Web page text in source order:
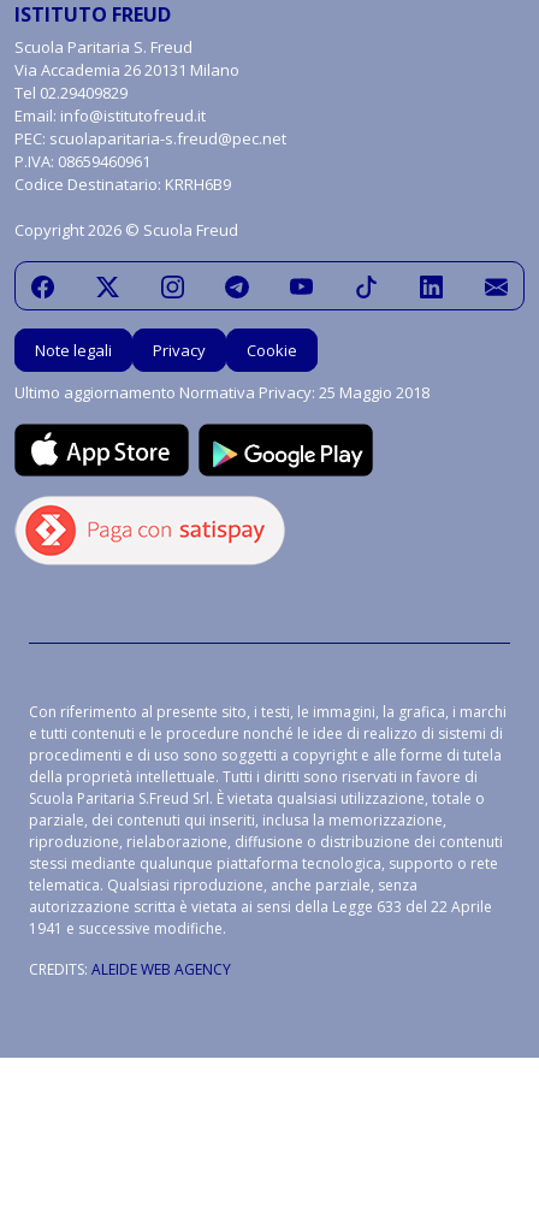
ISTITUTO FREUD
Scuola Paritaria S. Freud
Via Accademia 26 20131 Milano
Tel 02.29409829
Email: info@istitutofreud.it
PEC: scuolaparitaria-s.freud@pec.net
P.IVA: 08659460961
Codice Destinatario: KRRH6B9
Copyright 2026 © Scuola Freud
Note legali Privacy
Cookie
Ultimo aggiornamento Normativa Privacy: 25 Maggio 2018
Con riferimento al presente sito, i testi, le immagini, la grafica, i marchi
e tutti contenuti e le procedure nonché le idee di realizzo di sistemi di
procedimenti e di uso sono soggetti a copyright e alle forme di tutela
della proprietà intellettuale. Tutti i diritti sono riservati in favore di
Scuola Paritaria S.Freud Srl. È vietata qualsiasi utilizzazione, totale o
parziale, dei contenuti qui inseriti, inclusa la memorizzazione,
riproduzione, rielaborazione, diffusione o distribuzione dei contenuti
stessi mediante qualunque piattaforma tecnologica, supporto o rete
telematica. Qualsiasi riproduzione, anche parziale, senza
autorizzazione scritta è vietata ai sensi della Legge 633 del 22 Aprile
1941 e successive modifiche.
CREDITS: ALEIDE WEB AGENCY